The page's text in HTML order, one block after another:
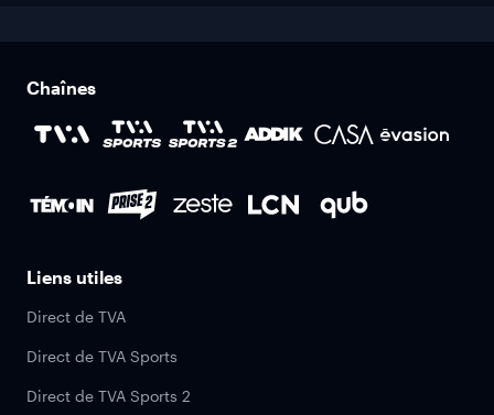
Chaînes
Liens utiles
Direct de TVA
Direct de TVA Sports
Direct de TVA Sports 2